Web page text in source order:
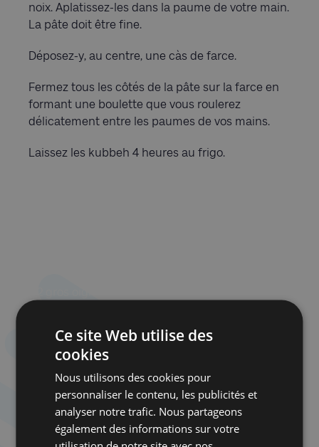
noix. Aplatissez-les dans la paume de votre main.
La pâte doit être fine.
Déposez-y, au centre, une càs de farce.
Fermez tous les côtés de la pâte sur la farce en
formant une boulette que vous roulerez
délicatement entre les paumes de vos mains.
Laissez les kubbeh 4 heures au frigo.
– 2 tiges de céleri vert coupées finement
– 3 tomates fraîches émincées
– 1 boîte de concentré de tomate (140 gr)
mélangé à un verre d’eau
Ce site Web utilise des
cookies
Nous utilisons des cookies pour
personnaliser le contenu, les publicités et
analyser notre trafic. Nous partageons
également des informations sur votre